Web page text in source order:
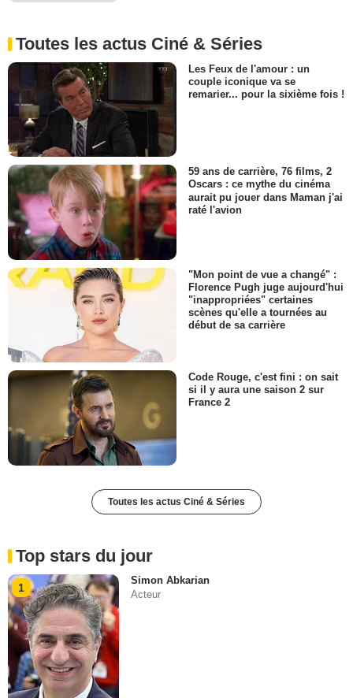
Toutes les actus Ciné & Séries
Les Feux de l'amour : un
couple iconique va se
remarier... pour la sixième fois !
59 ans de carrière, 76 films, 2
Oscars : ce mythe du cinéma
aurait pu jouer dans Maman j'ai
raté l'avion
"Mon point de vue a changé" :
Florence Pugh juge aujourd'hui
"inappropriées" certaines
scènes qu'elle a tournées au
début de sa carrière
Code Rouge, c'est fini : on sait
si il y aura une saison 2 sur
France 2
Toutes les actus Ciné & Séries
Top stars du jour
1
Simon Abkarian
Acteur